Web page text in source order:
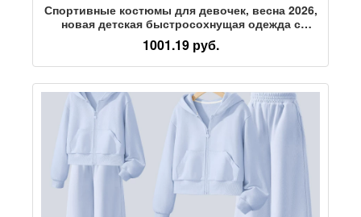
Спортивные костюмы для девочек, весна 2026,
новая детская быстросохнущая одежда с
длинными рукавами, одежда для занятий
бадминтоном и физкультурой для девочек
1001.19 руб.